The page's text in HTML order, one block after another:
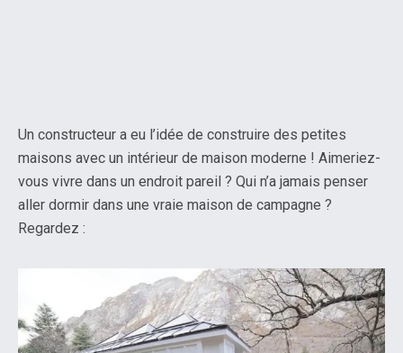
Un constructeur a eu l’idée de construire des petites
maisons avec un intérieur de maison moderne ! Aimeriez-
vous vivre dans un endroit pareil ? Qui n’a jamais penser
aller dormir dans une vraie maison de campagne ?
Regardez :